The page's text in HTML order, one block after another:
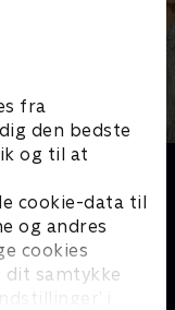
fra
den bedste
og til at
cookie-data til
og andres
cookies
dit samtykke
i
Nyligt tilføjet